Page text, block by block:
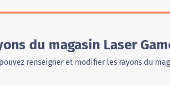
du magasin Laser
renseigner et modifier les rayons du